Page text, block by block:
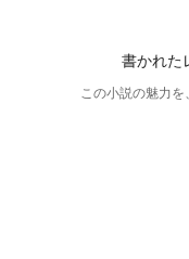
書かれた
この小説の魅力